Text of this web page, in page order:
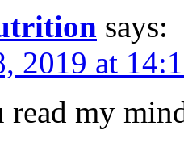
says:
2019 at
my